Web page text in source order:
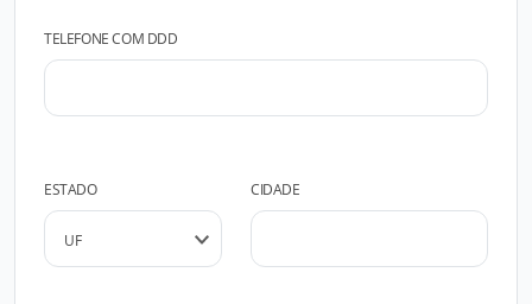
TELEFONE COM DDD
ESTADO CIDADE